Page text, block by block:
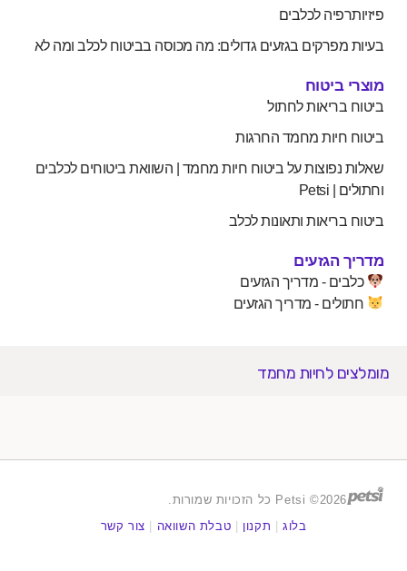
לכלבים
מפרקים בגזעים גדולים: מה מכוסה בביטוח לכלב ומה לא
ביטוח
בריאות לחתול
חיות מחמד החרגות
נפוצות על ביטוח חיות מחמד | השוואת ביטוחים לכלבים
בריאות ותאונות לכלב
הגזעים
- מדריך הגזעים
- מדריך הגזעים
לחיות מחמד
2026© Petsi כל הזכויות שמורות.
תקנון|טבלת השוואה| צור קשר